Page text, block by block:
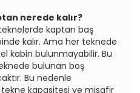
nerede kalır?
kaptan baş
kalır. Ama her teknede
kabin bulunmayabilir. Bu
bulunan boş
Bu nedenle
kapasitesi ve misafir